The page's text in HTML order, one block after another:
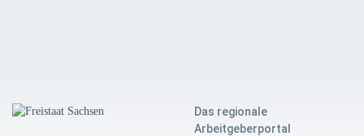
Das regionale
Arbeitgeberportal